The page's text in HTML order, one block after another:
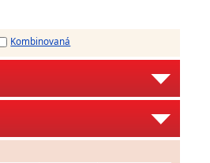
Kombinovaná